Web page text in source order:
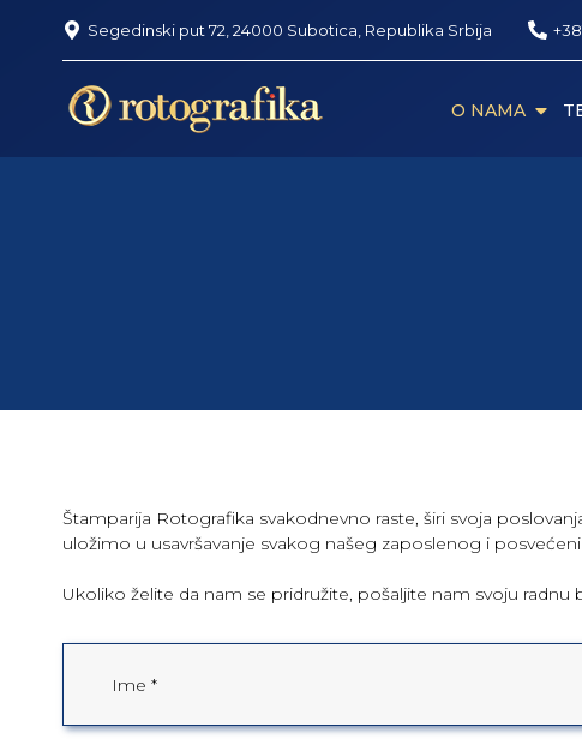
Segedinski put 72, 24000 Subotica, Republika Srbija
O NAMA
Štamparija Rotografika svakodnevno raste, širi svoja
uložimo u usavršavanje svakog našeg zaposlenog i
Ukoliko želite da nam se pridružite, pošaljite nam svoju